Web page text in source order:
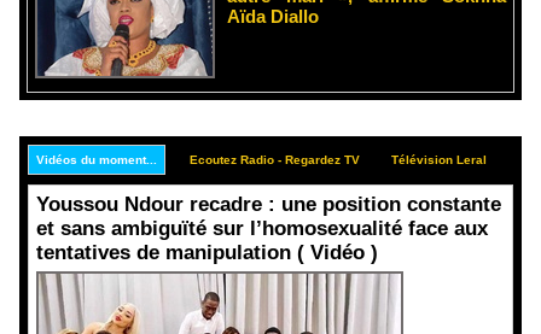
Aïda Diallo
Vidéos du moment... Ecoutez Radio - Regardez TV Télévision Leral
Youssou Ndour recadre : une position constante
et sans ambiguïté sur l’homosexualité face aux
tentatives de manipulation ( Vidéo )